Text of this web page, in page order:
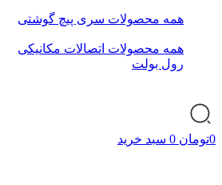
همه محصولات سری پیچ گوشتی
همه محصولات اتصالات مکانیکی
رول بولت
0تومان 0 سبد خرید